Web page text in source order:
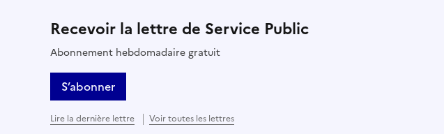
Recevoir la lettre de Service Public
Abonnement hebdomadaire gratuit
S’abonner
Lire la dernière lettre Voir toutes les lettres